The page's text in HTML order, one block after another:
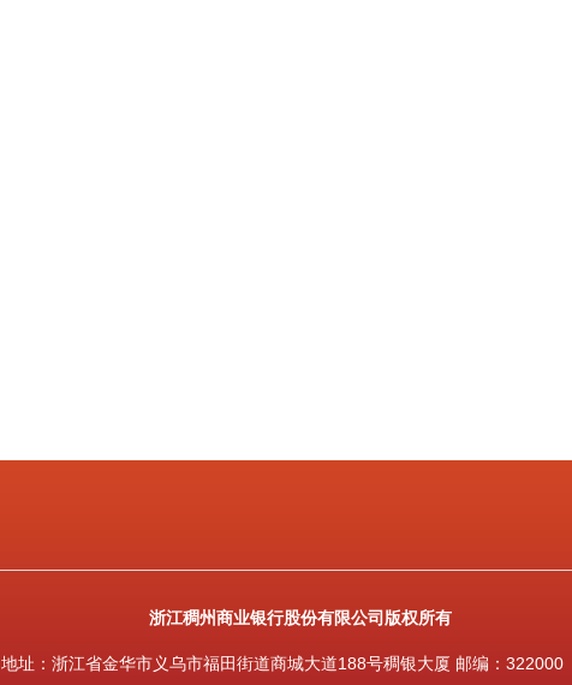
浙江稠州商业银行股份有限公司版权所有
地址：浙江省金华市义乌市福田街道商城大道188号稠银大厦 邮编：322000